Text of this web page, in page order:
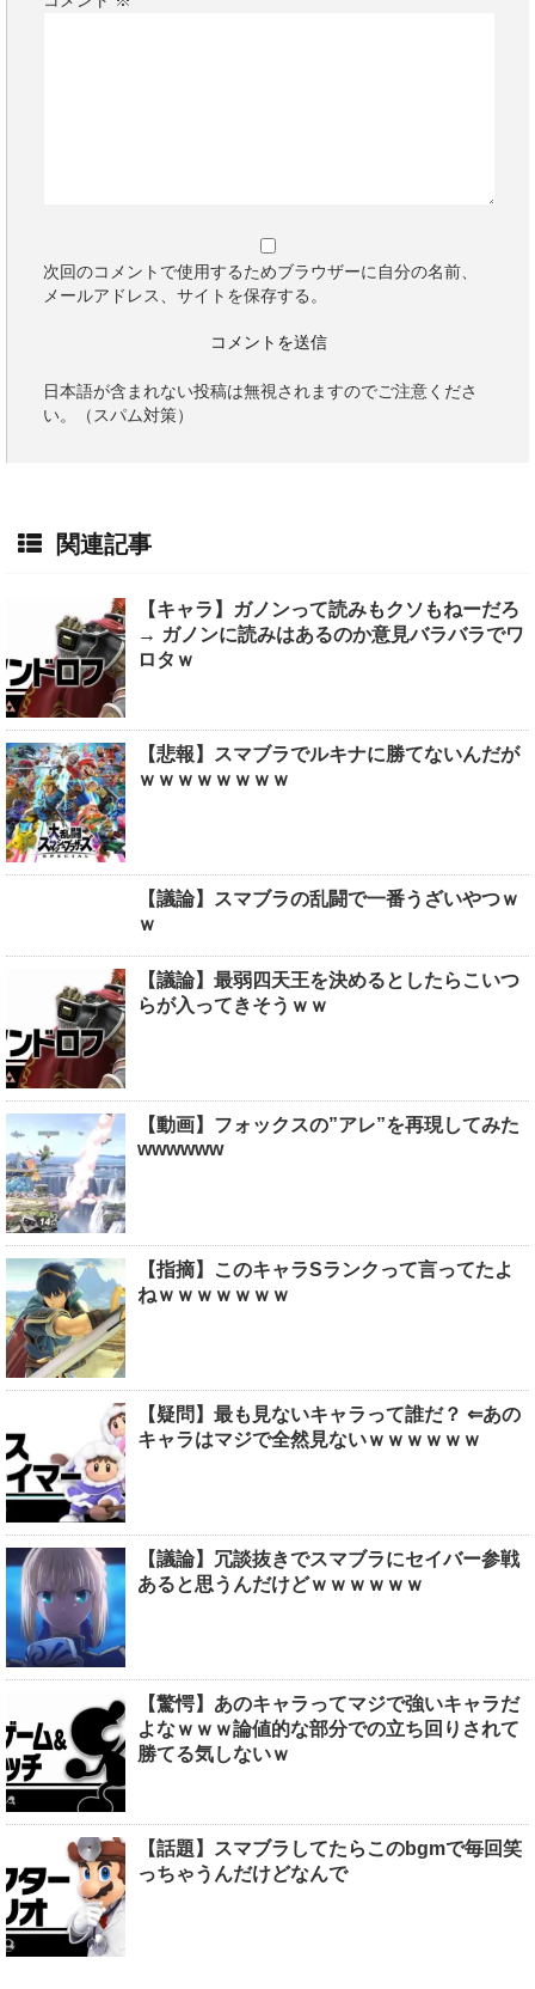
次回のコメントで使用するためブラウザーに自分の名前、
メールアドレス、サイトを保存する。
日本語が含まれない投稿は無視されますのでご注意くださ
い。（スパム対策）
関連記事
【キャラ】ガノンって読みもクソもねーだろ
→ ガノンに読みはあるのか意見バラバラでワ
ロタｗ
【悲報】スマブラでルキナに勝てないんだが
ｗｗｗｗｗｗｗｗ
【議論】スマブラの乱闘で一番うざいやつｗ
ｗ
【議論】最弱四天王を決めるとしたらこいつ
らが入ってきそうｗｗ
【動画】フォックスの”アレ”を再現してみた
wwwwww
【指摘】このキャラSランクって言ってたよ
ねｗｗｗｗｗｗｗ
【疑問】最も見ないキャラって誰だ？ ⇐あの
キャラはマジで全然見ないｗｗｗｗｗｗ
【議論】冗談抜きでスマブラにセイバー参戦
あると思うんだけどｗｗｗｗｗｗ
【驚愕】あのキャラってマジで強いキャラだ
よなｗｗｗ論値的な部分での立ち回りされて
勝てる気しないｗ
【話題】スマブラしてたらこのbgmで毎回笑
っちゃうんだけどなんで